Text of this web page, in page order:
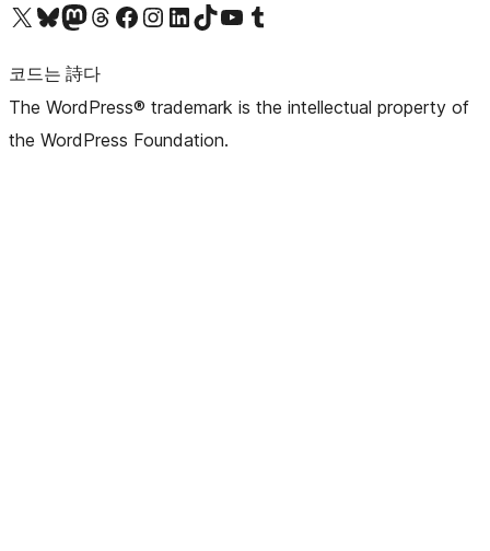
X(이전 트위터) 계정 방문하기블루스카이 계정 방문하기마스토돈 계정 방문하기스레드 계정 방문하기 페이스북 페이지 방문하기인스타그램 계정 방문하기 LinkedIn 계정 방문하기틱톡 계정 방문하기유튜브 채널 방문하기 텀블러 계정 방문하기
코드는 詩다
The WordPress® trademark is the intellectual property of
the WordPress Foundation.